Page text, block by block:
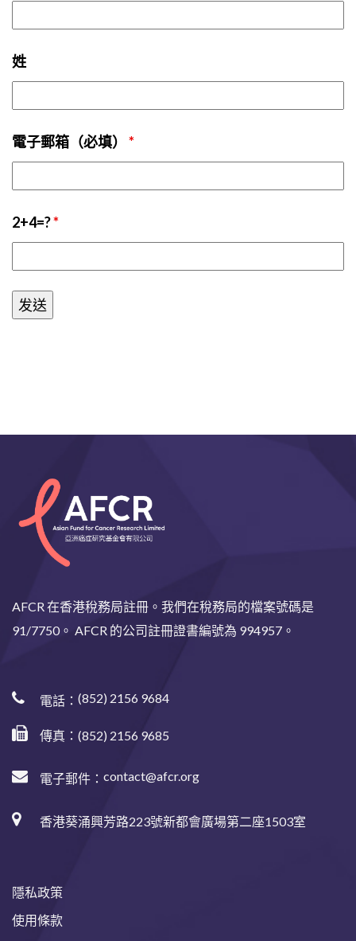
姓
電子郵箱（必填） *
2+4=?*
AFCR 在香港稅務局註冊。我們在稅務局的檔案號碼是
91/7750。 AFCR 的公司註冊證書編號為 994957。
電話： (852) 2156 9684
傳真：(852) 2156 9685
電子郵件： contact@afcr.org
香港葵涌興芳路223號新都會廣場第二座1503室
隱私政策
使用條款